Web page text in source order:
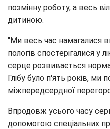
позмінну роботу, а весь
дитиною.
"Ми весь час намагалися
пологів спостерігалися у
серце розвивається
Глібу було п'ять років, ми
міжпередсердної
Впродовж усього часу
допомогою спеціальних